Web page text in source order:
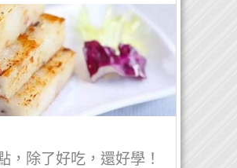
，除了好吃，還好學！